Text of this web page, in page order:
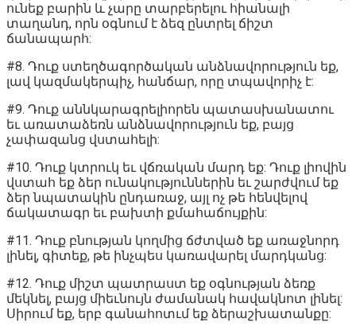
ունեք բարին և չարը տարբերելու հիանալի
տաղանդ, որն օգնում է ձեզ ընտրել ճիշտ
ճանապարհ:
#8. Դուք ստեղծագործական անձնավորություն եք,
լավ կազմակերպիչ, հանճար, որը տպավորիչ է:
#9. Դուք աննկարագրելիորեն պատասխանատու
եւ առատաձեռն անձնավորություն եք, բայց
չափազանց վստահելի:
#10. Դուք կտրուկ եւ վճռական մարդ եք: Դուք լիովին
վստահ եք ձեր ունակություններին եւ շարժվում եք
ձեր նպատակին ընդառաջ, այլ ոչ թե հենվելով
ճակատագր եւ բախտի քմահաճույքին:
#11. Դուք բնության կողմից ճժտված եք առաջնորդ
լինել, գիտեք, թե ինչպես կառավարել մարդկանց:
#12. Դուք միշտ պատրաստ եք օգնության ձեռք
մեկնել, բայց միեւնույն ժամանակ հավակնոտ լինել:
Սիրում եք, երբ գանահոտւմ եք ձերաշխատանքը: